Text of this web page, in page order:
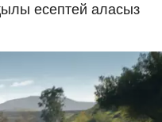
есептей аласыз